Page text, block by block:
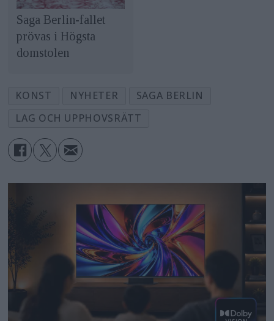
Saga Berlin-fallet
prövas i Högsta
domstolen
KONST NYHETER
SAGA BERLIN
LAG OCH UPPHOVSRÄTT